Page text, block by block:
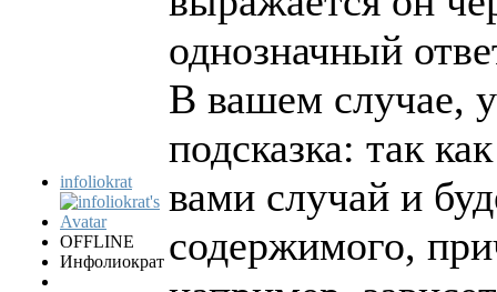
infoliokrat
OFFLINE
Инфолиократ
однозначный
В вашем случае,
подсказка: так
вами случай и
содержимого,